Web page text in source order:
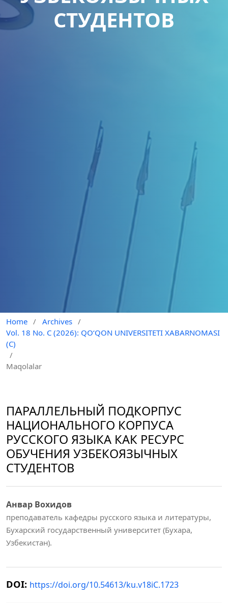
СТУДЕНТОВ
Home / Archives /
Vol. 18 No. C (2026): QO‘QON UNIVERSITETI XABARNOMASI
(C)
/
Maqolalar
ПАРАЛЛЕЛЬНЫЙ ПОДКОРПУС
НАЦИОНАЛЬНОГО КОРПУСА
РУССКОГО ЯЗЫКА КАК РЕСУРС
ОБУЧЕНИЯ УЗБЕКОЯЗЫЧНЫХ
СТУДЕНТОВ
Анвар Вохидов
преподаватель кафедры русского языка и литературы,
Бухарский государственный университет (Бухара,
Узбекистан).
DOI: https://doi.org/10.54613/ku.v18iC.1723